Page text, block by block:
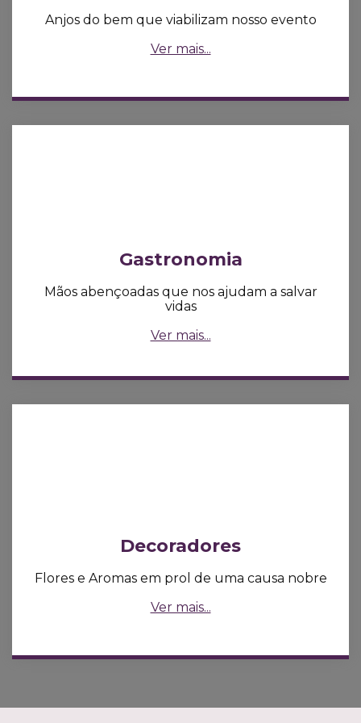
Anjos do bem que viabilizam nosso evento
Ver mais...
Gastronomia
Mãos abençoadas que nos ajudam a salvar
vidas
Ver mais...
Decoradores
Flores e Aromas em prol de uma causa nobre
Ver mais...